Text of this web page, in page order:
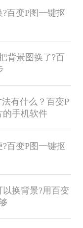
百变P图一键抠
背景图换了?百
有什么？百变P
的手机软件
百变P图一键抠
换背景?用百变